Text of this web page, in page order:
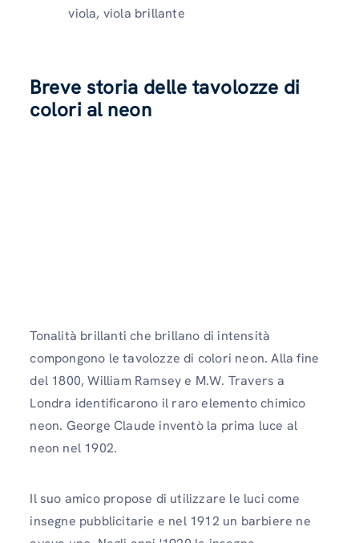
viola, viola brillante
Breve storia delle tavolozze di
colori al neon
Tonalità brillanti che brillano di intensità
compongono le tavolozze di colori neon. Alla fine
del 1800, William Ramsey e M.W. Travers a
Londra identificarono il raro elemento chimico
neon. George Claude inventò la prima luce al
neon nel 1902.
Il suo amico propose di utilizzare le luci come
insegne pubblicitarie e nel 1912 un barbiere ne